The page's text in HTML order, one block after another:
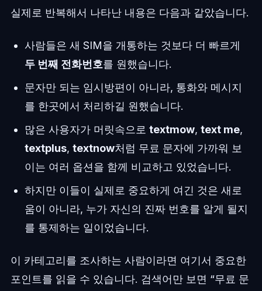
실제로 반복해서 나타난 내용은 다음과 같았습니다.
사람들은 새 SIM을 개통하는 것보다 더 빠르게
두 번째 전화번호를 원했습니다.
문자만 되는 임시방편이 아니라, 통화와 메시지
를 한곳에서 처리하길 원했습니다.
많은 사용자가 머릿속으로 textmow, text me,
textplus, textnow처럼 무료 문자에 가까워 보
이는 여러 옵션을 함께 비교하고 있었습니다.
하지만 이들이 실제로 중요하게 여긴 것은 새로
움이 아니라, 누가 자신의 진짜 번호를 알게 될지
를 통제하는 일이었습니다.
이 카테고리를 조사하는 사람이라면 여기서 중요한
포인트를 읽을 수 있습니다. 검색어만 보면 “무료 문